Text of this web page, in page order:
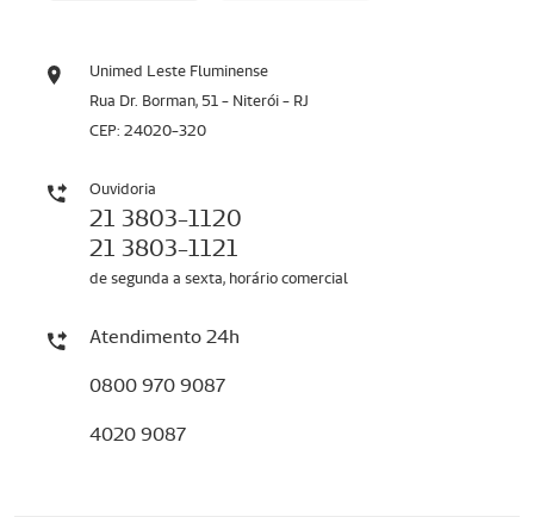
Unimed Leste Fluminense
Rua Dr. Borman, 51 - Niterói - RJ
CEP: 24020-320
Ouvidoria
21 3803-1120
21 3803-1121
de segunda a sexta, horário comercial
Atendimento 24h
0800 970 9087
4020 9087